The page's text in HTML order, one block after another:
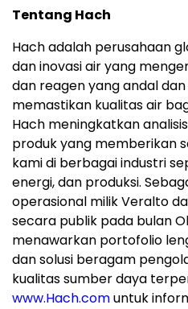
Tentang Hach
Hach adalah perusahaan
dan inovasi air yang
dan reagen yang andal
memastikan kualitas air
Hach meningkatkan
produk yang memberikan
kami di berbagai industri
energi, dan produksi.
operasional milik Veralto
secara publik pada bulan
menawarkan portofolio
dan solusi beragam
kualitas sumber daya
www.Hach.comuntuk